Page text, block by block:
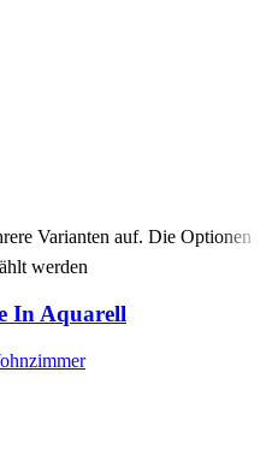
Varianten auf. Die Optionen
werden
In Aquarell